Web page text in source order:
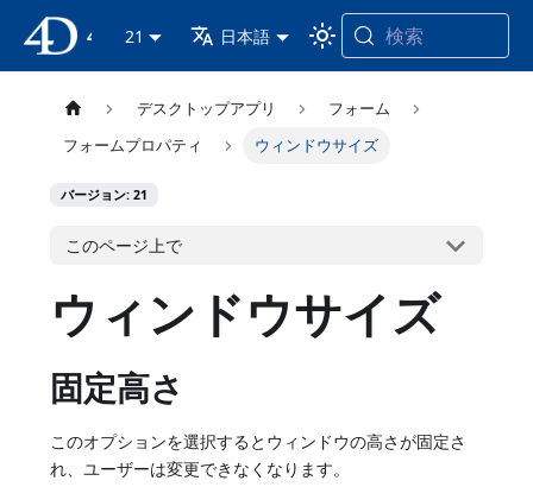
21 日本語 検索
デスクトップアプリ
フォーム
フォームプロパティ
ウィンドウサイズ
バージョン: 21
このページ上で
ウィンドウサイズ
固定高さ
このオプションを選択するとウィンドウの高さが固定さ
れ、ユーザーは変更できなくなります。